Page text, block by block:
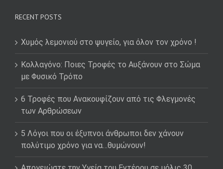
RECENT POSTS
Χυμός λεμονιού στο ψυγείο, για όλον τον χρόνο !
Κολλαγόνο: Ποιες Τροφές το Αυξάνουν στο Σώμα
με Φυσικό Τρόπο
6 Τροφές που Ανακουφίζουν από τις Φλεγμονές
των Αρθρώσεων
5 Λόγοι που οι έξυπνοι άνθρωποι δεν χάνουν
πολύτιμο χρόνο για να…θυμώνουν!